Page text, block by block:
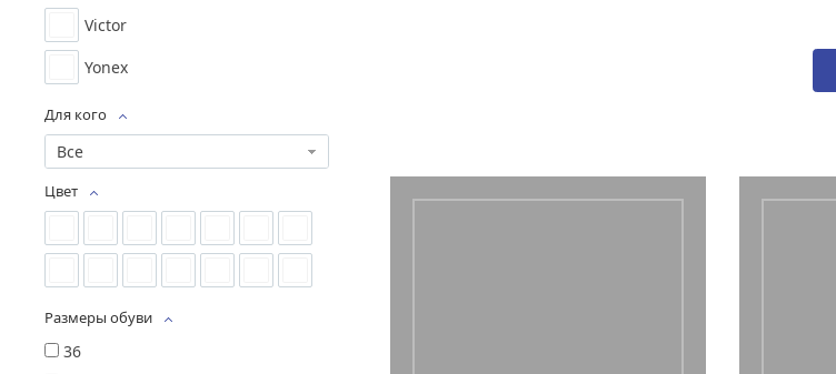
Victor
Yonex
Для кого
Все
Цвет
Размеры обуви
36